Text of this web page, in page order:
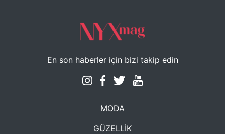
En son haberler için bizi takip edin
MODA
GÜZELLİK